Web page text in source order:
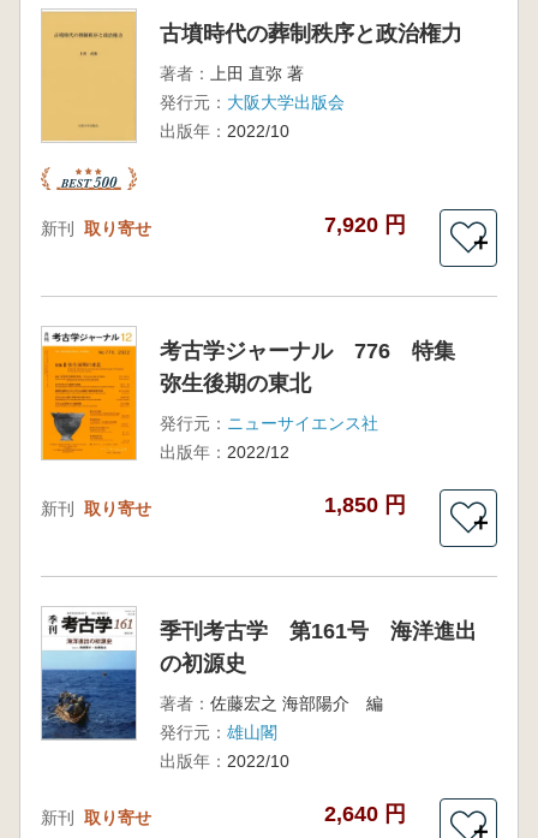
古墳時代の葬制秩序と政治権力
著者： 上田 直弥 著
発行元： 大阪大学出版会
出版年： 2022/10
新刊 取り寄せ 7,920 円
＋
考古学ジャーナル 776 特集
弥生後期の東北
発行元： ニューサイエンス社
出版年： 2022/12
新刊 取り寄せ 1,850 円
＋
季刊考古学 第161号 海洋進出
の初源史
著者： 佐藤宏之 海部陽介 編
発行元： 雄山閣
出版年： 2022/10
新刊 取り寄せ 2,640 円
＋